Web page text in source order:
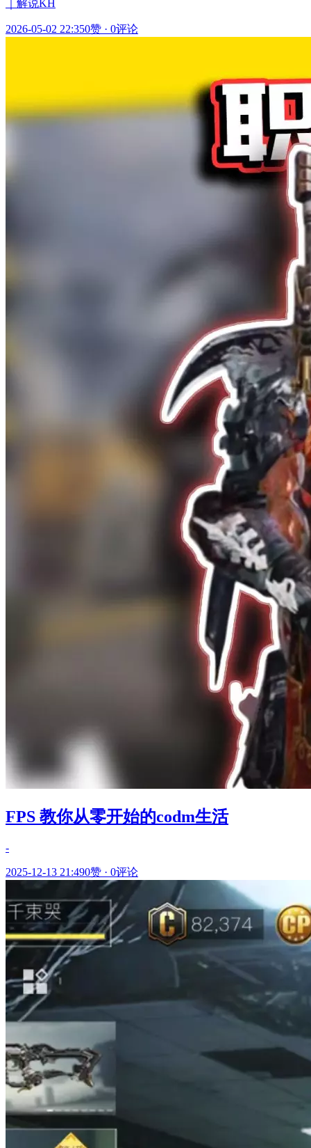
｜解说KH
2026-05-02 22:350赞 · 0评论
FPS 教你从零开始的codm生活
-
2025-12-13 21:490赞 · 0评论